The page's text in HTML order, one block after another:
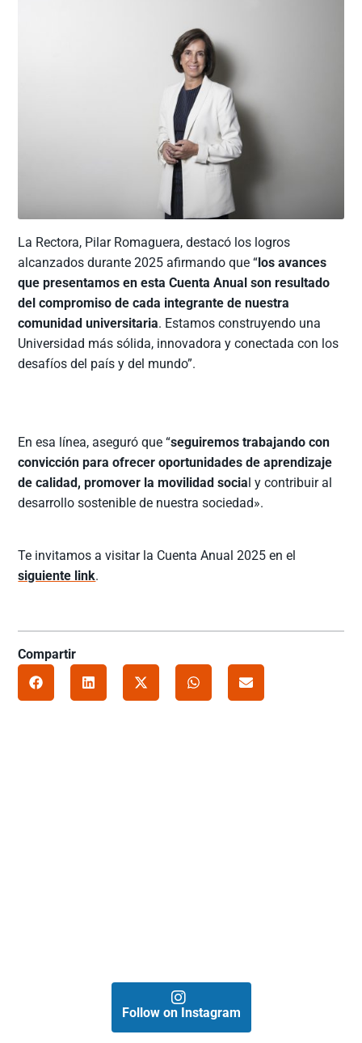
La Rectora, Pilar Romaguera, destacó los logros
alcanzados durante 2025 afirmando que “ los avances
que presentamos en esta Cuenta Anual son resultado
del compromiso de cada integrante de nuestra
comunidad universitaria. Estamos construyendo una
Universidad más sólida, innovadora y conectada con los
desafíos del país y del mundo”.
En esa línea, aseguró que “seguiremos trabajando con
convicción para ofrecer oportunidades de aprendizaje
de calidad, promover la movilidad socia l y contribuir al
desarrollo sostenible de nuestra sociedad».
Te invitamos a visitar la Cuenta Anual 2025 en el
siguiente link.
Compartir
Follow on Instagram